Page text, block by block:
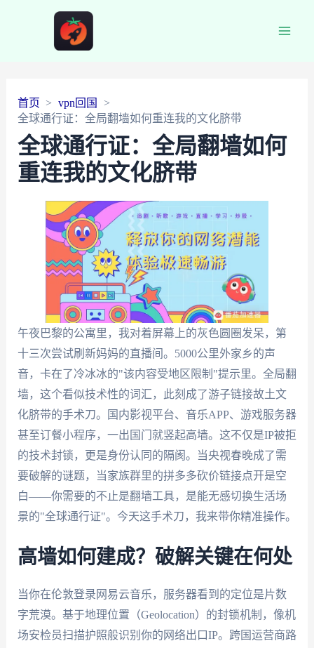
首页
vpn回国
全球通行证：全局翻墙如何重连我的文化脐带
全球通行证：全局翻墙如何
重连我的文化脐带
午夜巴黎的公寓里，我对着屏幕上的灰色圆圈发呆，第
十三次尝试刷新妈妈的直播间。5000公里外家乡的声
音，卡在了冷冰冰的"该内容受地区限制"提示里。全局翻
墙，这个看似技术性的词汇，此刻成了游子链接故土文
化脐带的手术刀。国内影视平台、音乐APP、游戏服务器
甚至订餐小程序，一出国门就竖起高墙。这不仅是IP被拒
的技术封锁，更是身份认同的隔阂。当央视春晚成了需
要破解的谜题，当家族群里的拼多多砍价链接点开是空
白——你需要的不止是翻墙工具，是能无感切换生活场
景的"全球通行证"。今天这手术刀，我来带你精准操作。
高墙如何建成？破解关键在何处
当你在伦敦登录网易云音乐，服务器看到的定位是片数
字荒漠。基于地理位置（Geolocation）的封锁机制，像机
场安检员扫描护照般识别你的网络出口IP。跨国运营商路